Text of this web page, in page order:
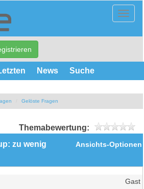
News Suche
Gelöste Fragen
Themabewertung:
Ansichts-Optionen
zu wenig
Gast